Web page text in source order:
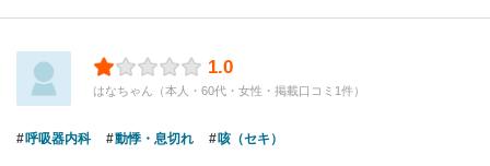
1.0
はなちゃん（本人・60代・女性・掲載口コミ1件）
呼吸器内科 動悸・息切れ 咳（セキ）